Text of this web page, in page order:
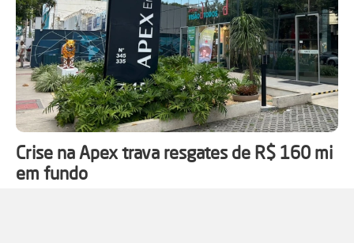
Crise na Apex trava resgates de R$ 160 mi
em fundo